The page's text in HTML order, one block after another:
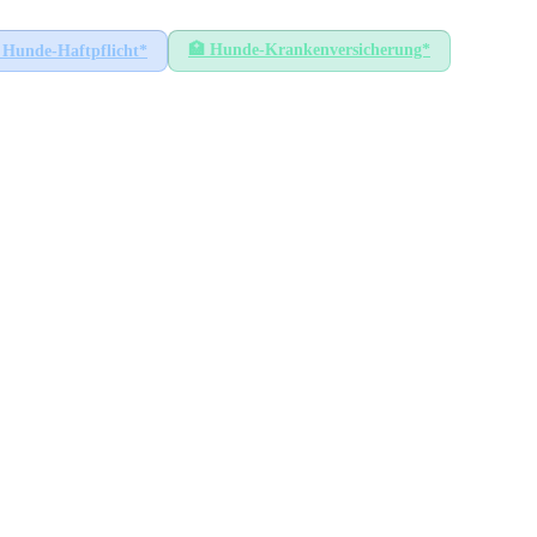
Hunde-Haftpflicht* 🏥 Hunde-Krankenversicherung*